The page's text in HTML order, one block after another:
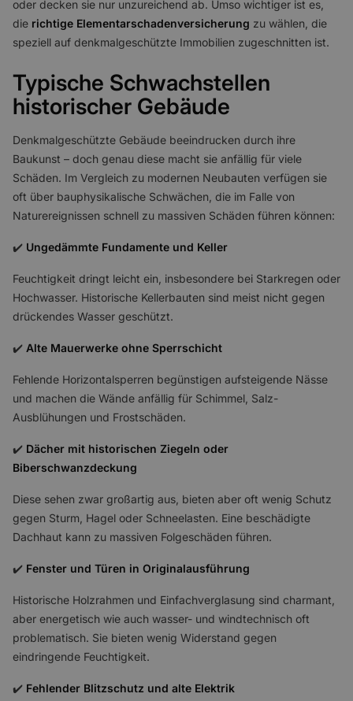
oder decken sie nur unzureichend ab. Umso wichtiger ist es,
die richtige Elementarschadenversicherung zu wählen, die
speziell auf denkmalgeschützte Immobilien zugeschnitten ist.
Typische Schwachstellen
historischer Gebäude
Denkmalgeschützte Gebäude beeindrucken durch ihre
Baukunst – doch genau diese macht sie anfällig für viele
Schäden. Im Vergleich zu modernen Neubauten verfügen sie
oft über bauphysikalische Schwächen, die im Falle von
Naturereignissen schnell zu massiven Schäden führen können:
✔️ Ungedämmte Fundamente und Keller
Feuchtigkeit dringt leicht ein, insbesondere bei Starkregen oder
Hochwasser. Historische Kellerbauten sind meist nicht gegen
drückendes Wasser geschützt.
✔️ Alte Mauerwerke ohne Sperrschicht
Fehlende Horizontalsperren begünstigen aufsteigende Nässe
und machen die Wände anfällig für Schimmel, Salz-
Ausblühungen und Frostschäden.
✔️ Dächer mit historischen Ziegeln oder
Biberschwanzdeckung
Diese sehen zwar großartig aus, bieten aber oft wenig Schutz
gegen Sturm, Hagel oder Schneelasten. Eine beschädigte
Dachhaut kann zu massiven Folgeschäden führen.
✔️ Fenster und Türen in Originalausführung
Historische Holzrahmen und Einfachverglasung sind charmant,
aber energetisch wie auch wasser- und windtechnisch oft
problematisch. Sie bieten wenig Widerstand gegen
eindringende Feuchtigkeit.
✔️ Fehlender Blitzschutz und alte Elektrik